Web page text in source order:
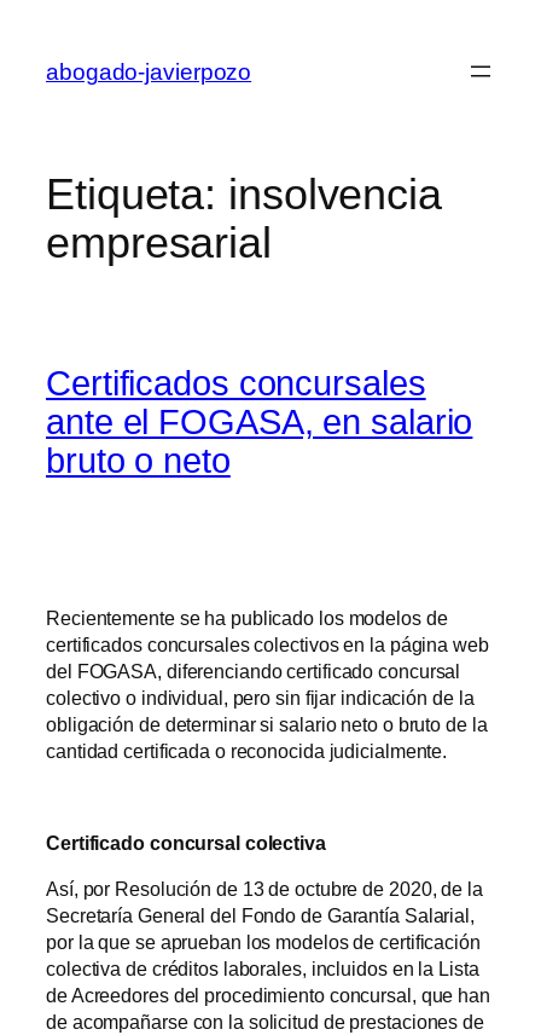
contenido
abogado-javierpozo
Etiqueta: insolvencia
empresarial
Certificados concursales
ante el FOGASA, en salario
bruto o neto
Recientemente se ha publicado los modelos de
certificados concursales colectivos en la página web
del FOGASA, diferenciando certificado concursal
colectivo o individual, pero sin fijar indicación de la
obligación de determinar si salario neto o bruto de la
cantidad certificada o reconocida judicialmente.
Certificado concursal colectiva
Así, por Resolución de 13 de octubre de 2020, de la
Secretaría General del Fondo de Garantía Salarial,
por la que se aprueban los modelos de certificación
colectiva de créditos laborales, incluidos en la Lista
de Acreedores del procedimiento concursal, que han
de acompañarse con la solicitud de prestaciones de